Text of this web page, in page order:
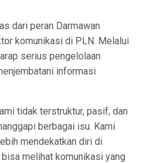
dari peran Darmawan
komunikasi di PLN. Melalui
serius pengelolaan
informasi
tidak terstruktur, pasif, dan
berbagai isu. Kami
mendekatkan diri di
melihat komunikasi yang